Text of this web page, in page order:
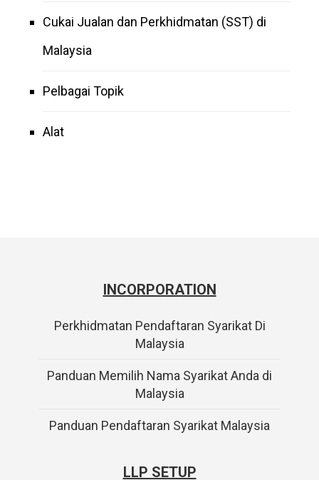
Cukai Jualan dan Perkhidmatan (SST) di
Malaysia
Pelbagai Topik
Alat
INCORPORATION
Perkhidmatan Pendaftaran Syarikat Di
Malaysia
Panduan Memilih Nama Syarikat Anda di
Malaysia
Panduan Pendaftaran Syarikat Malaysia
LLP SETUP